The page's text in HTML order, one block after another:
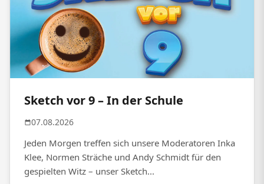
Sketch vor 9 – In der Schule
07.08.2026
Jeden Morgen treffen sich unsere Moderatoren Inka
Klee, Normen Sträche und Andy Schmidt für den
gespielten Witz – unser Sketch...